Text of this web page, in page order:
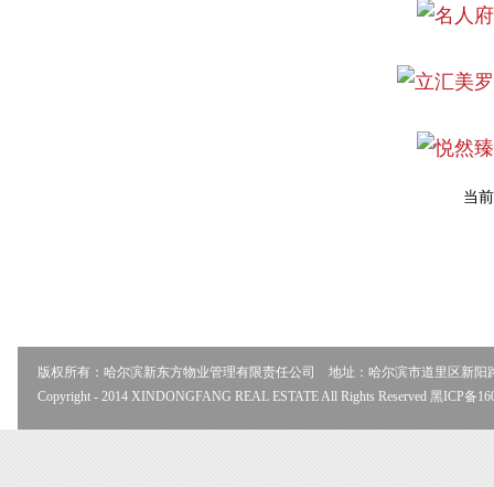
当
版权所有：哈尔滨新东方物业管理有限责任公司 地址：哈尔滨市道里区新阳
Copyright - 2014 XINDONGFANG REAL ESTATE All Rights Reserved 黑ICP备